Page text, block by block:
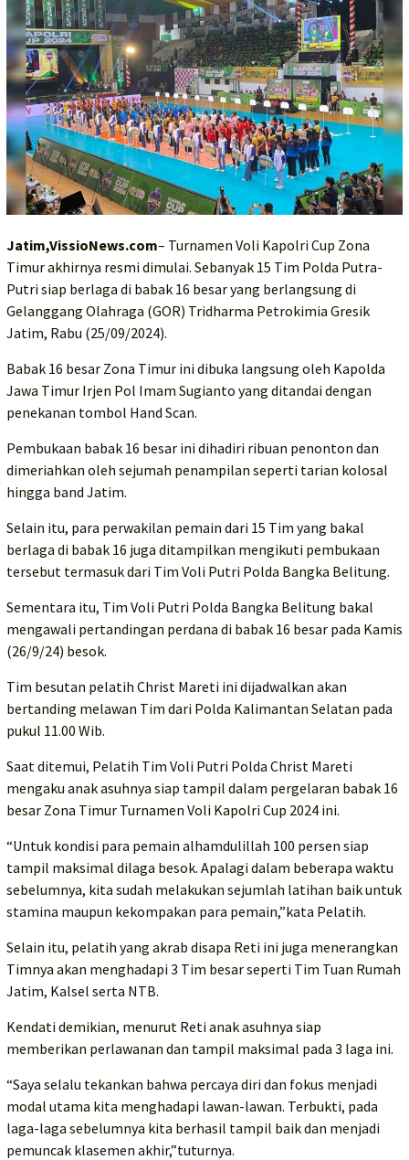
Jatim,VissioNews.com– Turnamen Voli Kapolri Cup Zona
Timur akhirnya resmi dimulai. Sebanyak 15 Tim Polda Putra-
Putri siap berlaga di babak 16 besar yang berlangsung di
Gelanggang Olahraga (GOR) Tridharma Petrokimia Gresik
Jatim, Rabu (25/09/2024).
Babak 16 besar Zona Timur ini dibuka langsung oleh Kapolda
Jawa Timur Irjen Pol Imam Sugianto yang ditandai dengan
penekanan tombol Hand Scan.
Pembukaan babak 16 besar ini dihadiri ribuan penonton dan
dimeriahkan oleh sejumah penampilan seperti tarian kolosal
hingga band Jatim.
Selain itu, para perwakilan pemain dari 15 Tim yang bakal
berlaga di babak 16 juga ditampilkan mengikuti pembukaan
tersebut termasuk dari Tim Voli Putri Polda Bangka Belitung.
Sementara itu, Tim Voli Putri Polda Bangka Belitung bakal
mengawali pertandingan perdana di babak 16 besar pada Kamis
(26/9/24) besok.
Tim besutan pelatih Christ Mareti ini dijadwalkan akan
bertanding melawan Tim dari Polda Kalimantan Selatan pada
pukul 11.00 Wib.
Saat ditemui, Pelatih Tim Voli Putri Polda Christ Mareti
mengaku anak asuhnya siap tampil dalam pergelaran babak 16
besar Zona Timur Turnamen Voli Kapolri Cup 2024 ini.
“Untuk kondisi para pemain alhamdulillah 100 persen siap
tampil maksimal dilaga besok. Apalagi dalam beberapa waktu
sebelumnya, kita sudah melakukan sejumlah latihan baik untuk
stamina maupun kekompakan para pemain,”kata Pelatih.
Selain itu, pelatih yang akrab disapa Reti ini juga menerangkan
Timnya akan menghadapi 3 Tim besar seperti Tim Tuan Rumah
Jatim, Kalsel serta NTB.
Kendati demikian, menurut Reti anak asuhnya siap
memberikan perlawanan dan tampil maksimal pada 3 laga ini.
“Saya selalu tekankan bahwa percaya diri dan fokus menjadi
modal utama kita menghadapi lawan-lawan. Terbukti, pada
laga-laga sebelumnya kita berhasil tampil baik dan menjadi
pemuncak klasemen akhir,”tuturnya.